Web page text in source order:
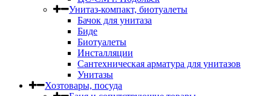
Унитаз-компакт, биотуалеты
Бачок для унитаза
Биде
Биотуалеты
Инсталляции
Сантехническая арматура для унитазов
Унитазы
Хозтовары, посуда